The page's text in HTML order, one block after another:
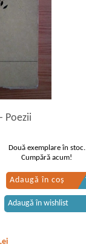
- Poezii
Două exemplare în stoc.
Cumpără acum!
Adaugă în coș
Adaugă în wishlist